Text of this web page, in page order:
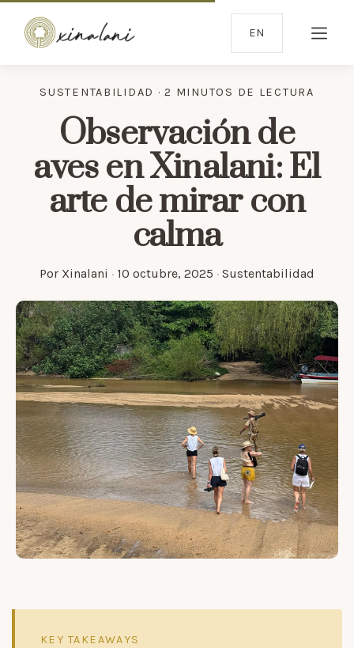
EN
SUSTENTABILIDAD · 2 MINUTOS DE LECTURA
Observación de
aves en Xinalani: El
arte de mirar con
calma
Por Xinalani · 10 octubre, 2025 · Sustentabilidad
KEY TAKEAWAYS